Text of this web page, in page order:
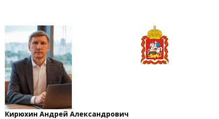
Кирюхин Андрей Александрович